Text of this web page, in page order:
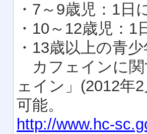
・7～9歳児：1日
・10～12歳児：1
・13歳以上の青
カフェインに関
ェイン」(2012年
可能。
http://www.hc-